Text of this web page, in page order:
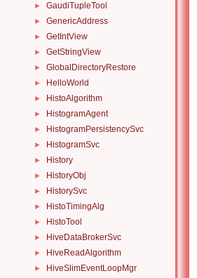
► GaudiTupleTool
► GenericAddress
► GetIntView
► GetStringView
► GlobalDirectoryRestore
► HelloWorld
► HistoAlgorithm
► HistogramAgent
► HistogramPersistencySvc
► HistogramSvc
► History
► HistoryObj
► HistorySvc
► HistoTimingAlg
► HistoTool
► HiveDataBrokerSvc
► HiveReadAlgorithm
► HiveSlimEventLoopMgr